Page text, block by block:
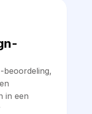
beoordeling,
in een